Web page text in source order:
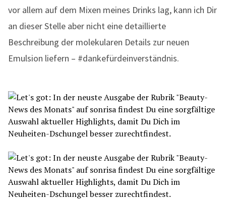
vor allem auf dem Mixen meines Drinks lag, kann ich Dir
an dieser Stelle aber nicht eine detaillierte
Beschreibung der molekularen Details zur neuen
Emulsion liefern – #dankefürdeinverständnis.